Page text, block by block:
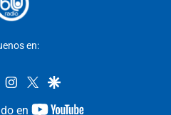
en:
facebookinstagram
twittergoogle
en
youtube-